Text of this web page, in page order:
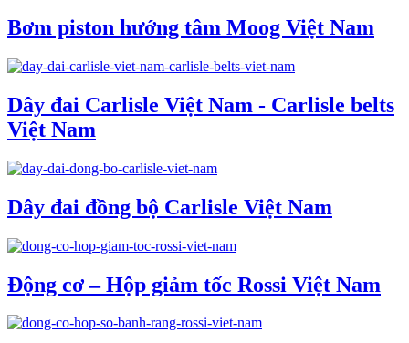
Bơm piston hướng tâm Moog Việt Nam
Dây đai Carlisle Việt Nam - Carlisle belts
Việt Nam
Dây đai đồng bộ Carlisle Việt Nam
Động cơ – Hộp giảm tốc Rossi Việt Nam